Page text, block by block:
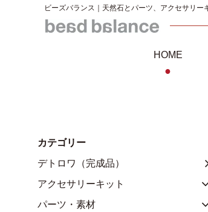
ビーズバランス｜天然石とパーツ、アクセサリー
HOME
●
カテゴリー
デトロワ（完成品）
アクセサリーキット
パーツ・素材